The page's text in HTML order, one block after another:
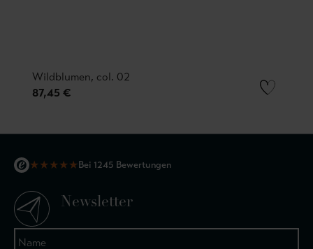
Wildblumen, col. 02
87,45 €
★★★★★Bei 1245 Bewertungen
Newsletter